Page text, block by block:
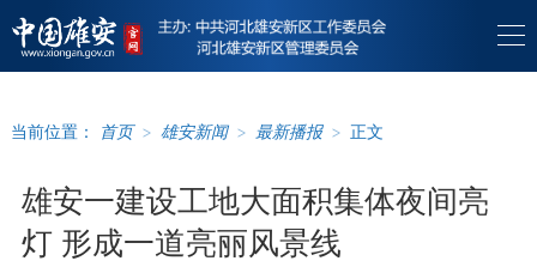
当前位置： 首页 > 雄安新闻 > 最新播报 > 正文
雄安一建设工地大面积集体夜间亮
灯 形成一道亮丽风景线